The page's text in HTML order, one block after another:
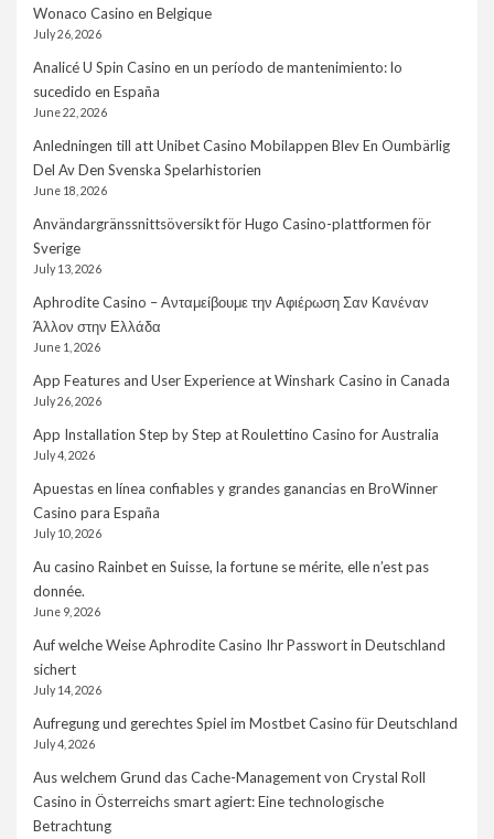
Wonaco Casino en Belgique
July 26, 2026
Analicé U Spin Casino en un período de mantenimiento: lo
sucedido en España
June 22, 2026
Anledningen till att Unibet Casino Mobilappen Blev En Oumbärlig
Del Av Den Svenska Spelarhistorien
June 18, 2026
Användargränssnittsöversikt för Hugo Casino-plattformen för
Sverige
July 13, 2026
Aphrodite Casino – Ανταμείβουμε την Αφιέρωση Σαν Κανέναν
Άλλον στην Ελλάδα
June 1, 2026
App Features and User Experience at Winshark Casino in Canada
July 26, 2026
App Installation Step by Step at Roulettino Casino for Australia
July 4, 2026
Apuestas en línea confiables y grandes ganancias en BroWinner
Casino para España
July 10, 2026
Au casino Rainbet en Suisse, la fortune se mérite, elle n’est pas
donnée.
June 9, 2026
Auf welche Weise Aphrodite Casino Ihr Passwort in Deutschland
sichert
July 14, 2026
Aufregung und gerechtes Spiel im Mostbet Casino für Deutschland
July 4, 2026
Aus welchem Grund das Cache-Management von Crystal Roll
Casino in Österreichs smart agiert: Eine technologische
Betrachtung